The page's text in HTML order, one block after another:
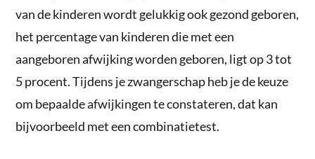
van de kinderen wordt gelukkig ook gezond geboren,
het percentage van kinderen die met een
aangeboren afwijking worden geboren, ligt op 3 tot
5 procent. Tijdens je zwangerschap heb je de keuze
om bepaalde afwijkingen te constateren, dat kan
bijvoorbeeld met een combinatietest.